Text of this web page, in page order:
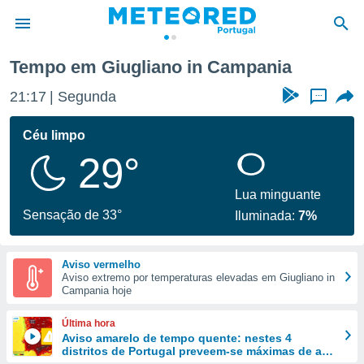
da
foi
fornecidas
a este
das
e
forma
digital
Tempo em Giugliano in Campania
21:17 Segunda ...
Céu limpo
29°
Sensação de 33°
Lua minguante
Iluminada:7%
Aviso vermelho
Aviso extremo por temperaturas elevadas em Giugliano in
Campania hoje
Última hora
Aviso amarelo de tempo quente: nestes 4
distritos de Portugal preveem-se máximas de até